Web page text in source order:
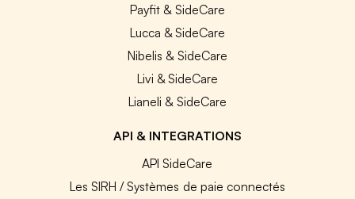
Payfit & SideCare
Lucca & SideCare
Nibelis & SideCare
Livi & SideCare
Lianeli & SideCare
API & INTEGRATIONS
API SideCare
Les SIRH / Systèmes de paie connectés